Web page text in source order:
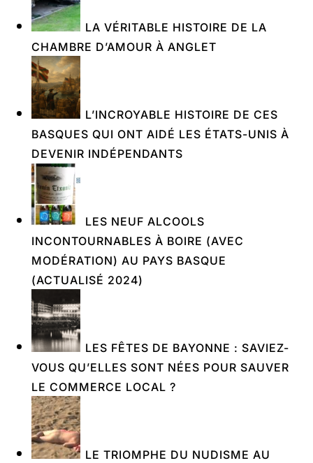
LA VÉRITABLE HISTOIRE DE LA
CHAMBRE D’AMOUR À ANGLET
L’INCROYABLE HISTOIRE DE CES
BASQUES QUI ONT AIDÉ LES ÉTATS-UNIS À
DEVENIR INDÉPENDANTS
LES NEUF ALCOOLS
INCONTOURNABLES À BOIRE (AVEC
MODÉRATION) AU PAYS BASQUE
(ACTUALISÉ 2024)
LES FÊTES DE BAYONNE : SAVIEZ-
VOUS QU’ELLES SONT NÉES POUR SAUVER
LE COMMERCE LOCAL ?
LE TRIOMPHE DU NUDISME AU